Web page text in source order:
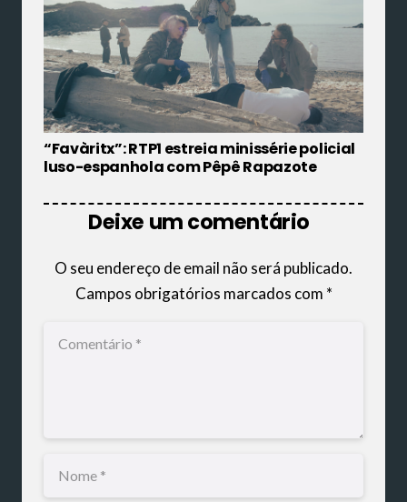
“Favàritx”: RTP1 estreia minissérie policial
luso-espanhola com Pêpê Rapazote
Deixe um comentário
O seu endereço de email não será publicado.
Campos obrigatórios marcados com *